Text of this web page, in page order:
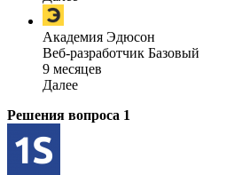
Академия Эдюсон
Веб-разработчик Базовый
9 месяцев
Далее
Решения вопроса 1